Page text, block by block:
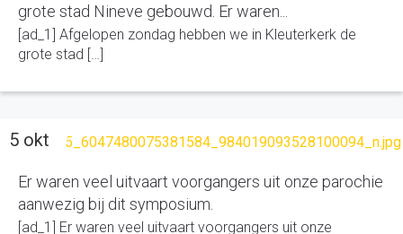
grote stad Nineve gebouwd. Er waren...
[ad_1] Afgelopen zondag hebben we in Kleuterkerk de
grote stad […]
Er waren veel uitvaart voorgangers uit onze parochie
aanwezig bij dit symposium.
[ad_1] Er waren veel uitvaart voorgangers uit onze
5 okt